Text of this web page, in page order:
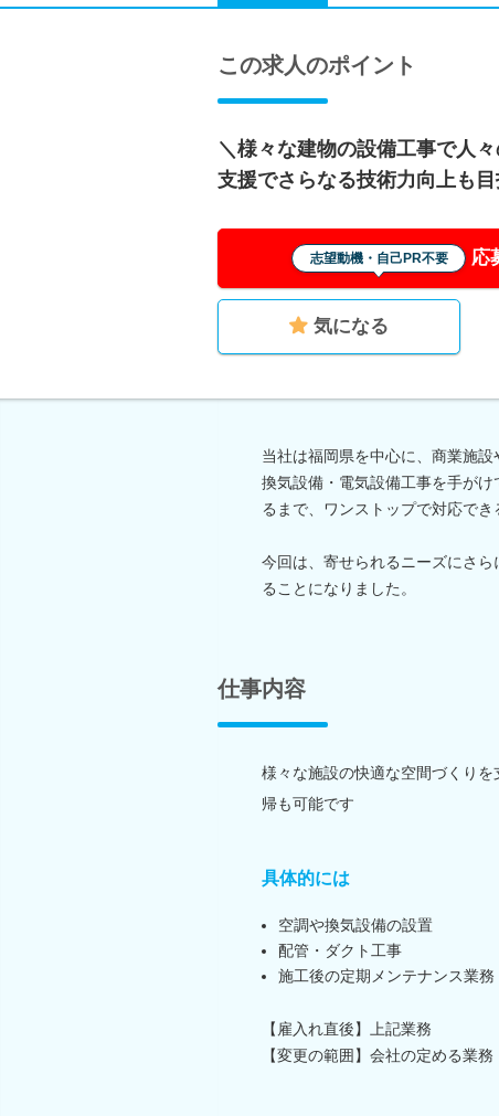
この求人のポイント
＼様々な建物の設備工事で人
支援でさらなる技術力向上も
志望動機・自己PR不要 応
気になる
当社は福岡県を中心に、商業施
換気設備・電気設備工事を手が
るまで、ワンストップで対応でき
今回は、寄せられるニーズにさ
ることになりました。
仕事内容
様々な施設の快適な空間づくり
帰も可能です
具体的には
空調や換気設備の設置
配管・ダクト工事
施工後の定期メンテナンス業務
【雇入れ直後】上記業務
【変更の範囲】会社の定める業務